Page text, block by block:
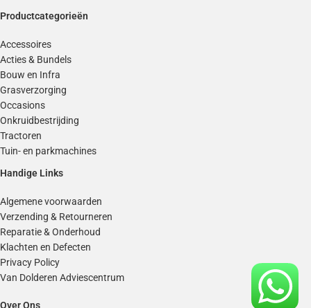
Productcategorieën
Accessoires
Acties & Bundels
Bouw en Infra
Grasverzorging
Occasions
Onkruidbestrijding
Tractoren
Tuin- en parkmachines
Handige Links
Algemene voorwaarden
Verzending & Retourneren
Reparatie & Onderhoud
Klachten en Defecten
Privacy Policy
Van Dolderen Adviescentrum
Over Ons